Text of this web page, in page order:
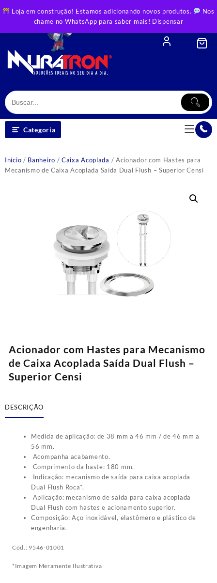
Loja em construção! Estamos adicionando novos produtos.
Nos
chame no WhatsApp para saber mais! Dispensar
to
Categoria
Início / Banheiro /Caixa Acoplada / Acionador com Hastes para
Mecanismo de Caixa Acoplada Saída Dual Flush – Superior Censi
Acionador com Hastes para Mecanismo
de Caixa Acoplada Saída Dual Flush –
Superior Censi
DESCRIÇÃO
Medida de aplicação: de 38 mm a 46 mm / de 46 mm a
56 mm.
Acompanha acabamento.
Comprimento da haste: 180 mm.
Indicação: mecanismo de saída para caixa acoplada
Dual Flush Roca*.
Aplicação: mecanismo de saída para caixa acoplada
Dual Flush com hastes e acionamento superior.
Composição: Aço inoxidável, elastômero e plástico de
engenharia.
Cód.: 9546-01001
*Imagem Meramente Ilustrativa